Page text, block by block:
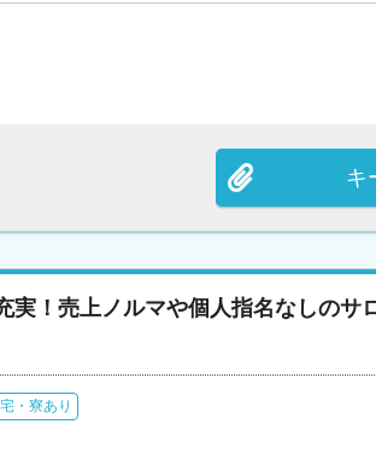
キ
実！売上ノルマや個人指名なしのサ
・寮あり